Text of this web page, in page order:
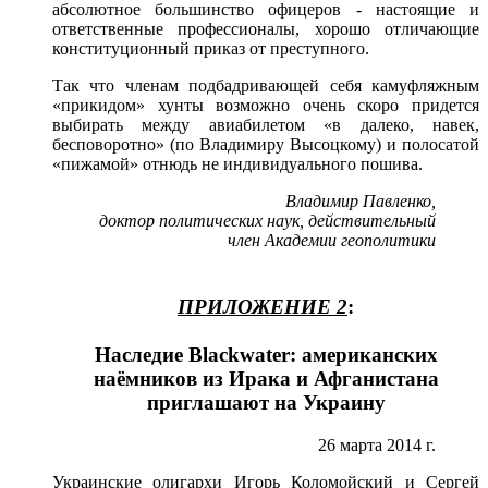
абсолютное большинство офицеров - настоящие и
ответственные профессионалы, хорошо отличающие
конституционный приказ от преступного.
Так что членам подбадривающей себя камуфляжным
«прикидом» хунты возможно очень скоро придется
выбирать между авиабилетом «в далеко, навек,
бесповоротно» (по Владимиру Высоцкому) и полосатой
«пижамой» отнюдь не индивидуального пошива.
Владимир Павленко,
доктор политических наук, действительный
член Академии геополитики
ПРИЛОЖЕНИЕ 2:
Наследие Blackwater: американских
наёмников из Ирака и Афганистана
приглашают на Украину
26 марта 2014 г.
Украинские олигархи Игорь Коломойский и Сергей